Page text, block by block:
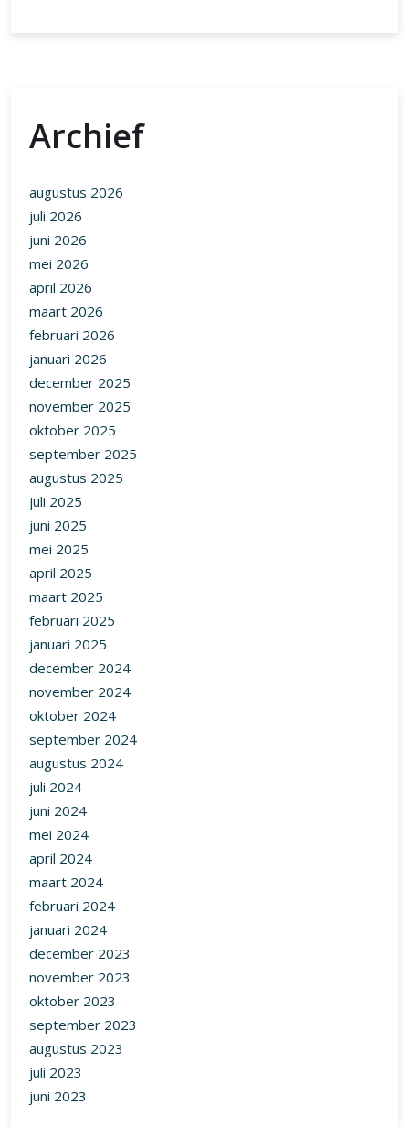
Archief
augustus 2026
juli 2026
juni 2026
mei 2026
april 2026
maart 2026
februari 2026
januari 2026
december 2025
november 2025
oktober 2025
september 2025
augustus 2025
juli 2025
juni 2025
mei 2025
april 2025
maart 2025
februari 2025
januari 2025
december 2024
november 2024
oktober 2024
september 2024
augustus 2024
juli 2024
juni 2024
mei 2024
april 2024
maart 2024
februari 2024
januari 2024
december 2023
november 2023
oktober 2023
september 2023
augustus 2023
juli 2023
juni 2023